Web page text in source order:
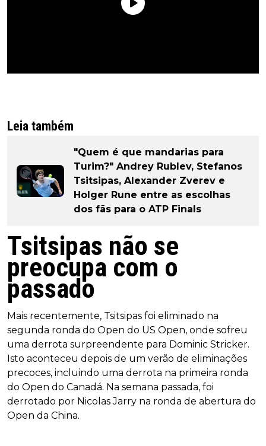
Leia também
"Quem é que mandarias para
Turim?" Andrey Rublev, Stefanos
Tsitsipas, Alexander Zverev e
Holger Rune entre as escolhas
dos fãs para o ATP Finals
Tsitsipas não se
preocupa com o
passado
Mais recentemente, Tsitsipas foi eliminado na
segunda ronda do Open do US Open, onde sofreu
uma derrota surpreendente para Dominic Stricker.
Isto aconteceu depois de um verão de eliminações
precoces, incluindo uma derrota na primeira ronda
do Open do Canadá. Na semana passada, foi
derrotado por Nicolas Jarry na ronda de abertura do
Open da China.